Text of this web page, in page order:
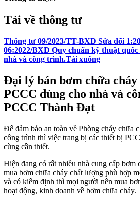
Tải về thông tư
Thông tư 09/2023/TT-BXD Sửa đổi
06:2022/BXD Quy chuẩn kỹ thuật quốc
nhà và công trình.Tải xuống
Đại lý bán bơm chữa cháy
PCCC dùng cho nhà và
PCCC Thành Đạt
Để đảm bảo an toàn về Phòng cháy chữa
công trình thì việc trang bị các thiết bị
cùng cần thiết.
Hiện đang có rất nhiều nhà cung cấp bơm
mua bơm chữa cháy chất lượng phù hợp
và có kiểm định thì mọi người nên mua
hoạt động, kinh doanh về bơm chữa cháy.